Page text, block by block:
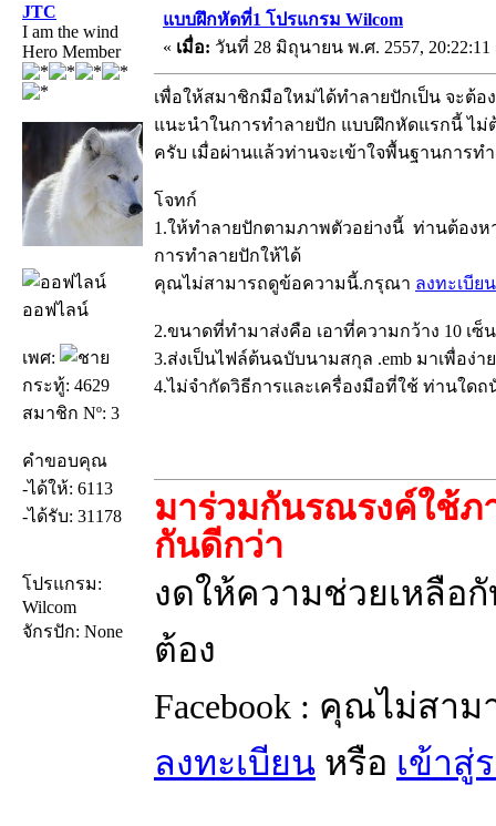
JTC
I am the wind
Hero Member
ออฟไลน์
เพศ:
กระทู้: 4629
สมาชิก Nº: 3
คำขอบคุณ
-ได้ให้: 6113
-ได้รับ: 31178
โปรแกรม:
Wilcom
จักรปัก: None
แบบฝึกหัดที่1 โปรแกรม Wilcom
« เมื่อ: วันที่ 28 มิถุนายน พ.ศ. 2557, 20:22:11
เพื่อให้สมาชิกมือใหม่ได้ทำลายปักเป็น จะต้
แนะนำในการทำลายปัก แบบฝึกหัดแรกนี้ ไม่
ครับ เมื่อผ่านแล้วท่านจะเข้าใจพื้นฐานการท
โจทก์
1.ให้ทำลายปักตามภาพตัวอย่างนี้ ท่านต้องห
การทำลายปักให้ได้
คุณไม่สามารถดูข้อความนี้.กรุณา ลงทะเบียน
2.ขนาดที่ทำมาส่งคือ เอาที่ความกว้าง 10 เซ็
3.ส่งเป็นไฟล์ต้นฉบับนามสกุล .emb มาเพื่อง่
4.ไม่จำกัดวิธีการและเครื่องมือที่ใช้ ท่านใด
มาร่วมกันรณรงค์ใช้ภ
กันดีกว่า
งดให้ความช่วยเหลือ
ต้อง
Facebook : คุณไม่สา
ลงทะเบียน หรือ เข้าสู่